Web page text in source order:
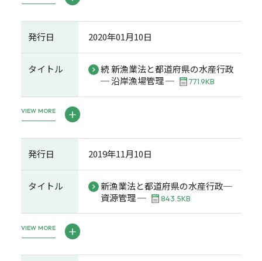
発行日 2020年01月10日
タイトル
続 新漁業法と都道府県の水産行政
─ 沿岸漁場管理 ─
771.9KB
VIEW MORE
発行日 2019年11月10日
タイトル
新漁業法と都道府県の水産行政─
資源管理 ─
843.5KB
VIEW MORE